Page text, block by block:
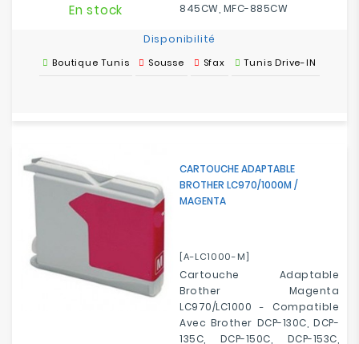
845CW, MFC-885CW
En stock
Disponibilité
Boutique Tunis Sousse Sfax Tunis Drive-IN
CARTOUCHE ADAPTABLE
BROTHER LC970/1000M /
MAGENTA
[A-LC1000-M]
Cartouche Adaptable
Brother Magenta
LC970/LC1000 - Compatible
Avec Brother DCP-130C, DCP-
135C, DCP-150C, DCP-153C,